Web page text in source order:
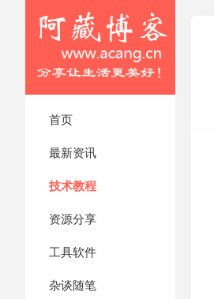
首页
最新资讯
技术教程
资源分享
工具软件
杂谈随笔